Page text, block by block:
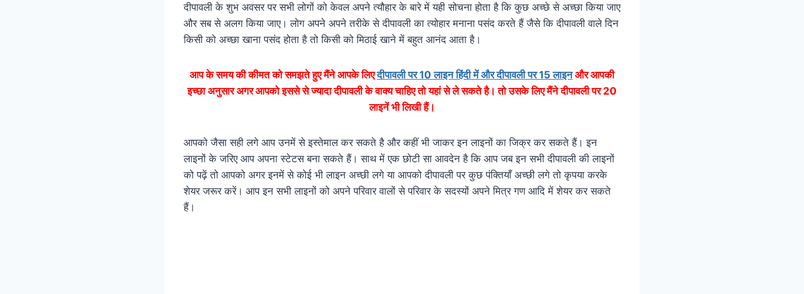
दीपावली के शुभ अवसर पर सभी लोगों को केवल अपने त्यौहार के बारे में यही सोचना होता है कि कुछ अच्छे से अच्छा किया जाए
और सब से अलग किया जाए। लोग अपने अपने तरीके से दीपावली का त्योहार मनाना पसंद करते हैं जैसे कि दीपावली वाले दिन
किसी को अच्छा खाना पसंद होता है तो किसी को मिठाई खाने में बहुत आनंद आता है।
आप के समय की कीमत को समझते हुए मैंने आपके लिएदीपावली पर 10 लाइन हिंदी में और दीपावली पर 15 लाइनऔर आपकी
इच्छा अनुसार अगर आपको इससे से ज्यादा दीपावली के वाक्य चाहिए तो यहां से ले सकते है। तो उसके लिए मैंने दीपावली पर 20
लाइनें भी लिखी हैं।
आपको जैसा सही लगे आप उनमें से इस्तेमाल कर सकते है और कहीं भी जाकर इन लाइनों का जिक्र कर सकते हैं। इन
लाइनों के जरिए आप अपना स्टेटस बना सकते हैं। साथ में एक छोटी सा आवदेन है कि आप जब इन सभी दीपावली की लाइनों
को पढ़ें तो आपको अगर इनमें से कोई भी लाइन अच्छी लगे या आपको दीपावली पर कुछ पंक्तियाँ अच्छी लगे तो कृपया करके
शेयर जरूर करें। आप इन सभी लाइनों को अपने परिवार वालों से परिवार के सदस्यों अपने मित्र गण आदि में शेयर कर सकते
हैं।